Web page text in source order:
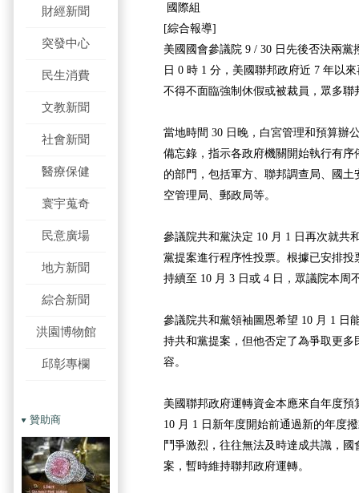
財經新聞
突發中心
民生消費
文教新聞
社會新聞
醫療保健
寰宇蒐奇
民意廣場
地方新聞
綜合新聞
洪園博物館
邱彰專欄
贊助商
國際組
[綜合報導]
美國國會參議院 9 / 30 日先後否決兩黨
日 0 時 1 分，美國聯邦政府近 7 年以
不得不面臨強制休假或被裁員，眾多聯
當地時間 30 日晚，白宮管理和預算辦
備忘錄，指示各政府機關開始執行有
的部門，包括軍方、聯邦調查局、國
空管理局、郵政局等。
參議院共和黨決定 10 月 1 日再次就共
黨提案進行程序性投票。根據已安排
持續至 10 月 3 日或 4 日，眾議院本周
參議院共和黨領袖圖恩希望 10 月 1 日
持共和黨提案，但他否定了為爭取更
容。
美國聯邦政府運轉資金本應來自年度
10 月 1 日新年度開始前通過新的年度
鬥爭激烈，往往無法及時達成共識，
案，暫時維持聯邦政府運轉。